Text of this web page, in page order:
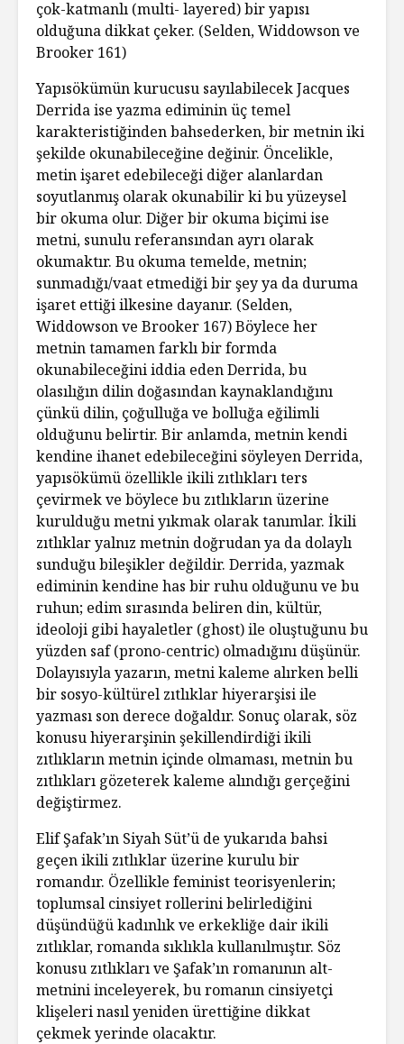
çok-katmanlı (multi- layered) bir yapısı
olduğuna dikkat çeker. (Selden, Widdowson ve
Brooker 161)
Yapısökümün kurucusu sayılabilecek Jacques
Derrida ise yazma ediminin üç temel
karakteristiğinden bahsederken, bir metnin iki
şekilde okunabileceğine değinir. Öncelikle,
metin işaret edebileceği diğer alanlardan
soyutlanmış olarak okunabilir ki bu yüzeysel
bir okuma olur. Diğer bir okuma biçimi ise
metni, sunulu referansından ayrı olarak
okumaktır. Bu okuma temelde, metnin;
sunmadığı/vaat etmediği bir şey ya da duruma
işaret ettiği ilkesine dayanır. (Selden,
Widdowson ve Brooker 167) Böylece her
metnin tamamen farklı bir formda
okunabileceğini iddia eden Derrida, bu
olasılığın dilin doğasından kaynaklandığını
çünkü dilin, çoğulluğa ve bolluğa eğilimli
olduğunu belirtir. Bir anlamda, metnin kendi
kendine ihanet edebileceğini söyleyen Derrida,
yapısökümü özellikle ikili zıtlıkları ters
çevirmek ve böylece bu zıtlıkların üzerine
kurulduğu metni yıkmak olarak tanımlar. İkili
zıtlıklar yalnız metnin doğrudan ya da dolaylı
sunduğu bileşikler değildir. Derrida, yazmak
ediminin kendine has bir ruhu olduğunu ve bu
ruhun; edim sırasında beliren din, kültür,
ideoloji gibi hayaletler (ghost) ile oluştuğunu bu
yüzden saf (prono-centric) olmadığını düşünür.
Dolayısıyla yazarın, metni kaleme alırken belli
bir sosyo-kültürel zıtlıklar hiyerarşisi ile
yazması son derece doğaldır. Sonuç olarak, söz
konusu hiyerarşinin şekillendirdiği ikili
zıtlıkların metnin içinde olmaması, metnin bu
zıtlıkları gözeterek kaleme alındığı gerçeğini
değiştirmez.
Elif Şafak’ın Siyah Süt’ü de yukarıda bahsi
geçen ikili zıtlıklar üzerine kurulu bir
romandır. Özellikle feminist teorisyenlerin;
toplumsal cinsiyet rollerini belirlediğini
düşündüğü kadınlık ve erkekliğe dair ikili
zıtlıklar, romanda sıklıkla kullanılmıştır. Söz
konusu zıtlıkları ve Şafak’ın romanının alt-
metnini inceleyerek, bu romanın cinsiyetçi
klişeleri nasıl yeniden ürettiğine dikkat
çekmek yerinde olacaktır.